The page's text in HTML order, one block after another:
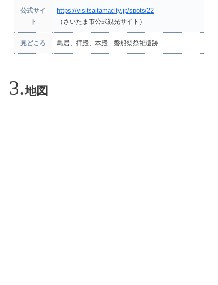
公式サイ
ト
https://visitsaitamacity.jp/spots/22
（さいたま市公式観光サイト）
見どころ 鳥居、拝殿、本殿、磐船祭祭祀遺跡
地図